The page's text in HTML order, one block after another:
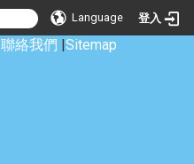
Language 登入
聯絡我們 |Sitemap